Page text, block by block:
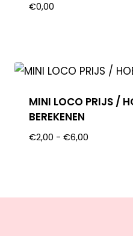
€0,00
MINI LOCO PRIJS /
BEREKENEN
€2,00 - €6,00